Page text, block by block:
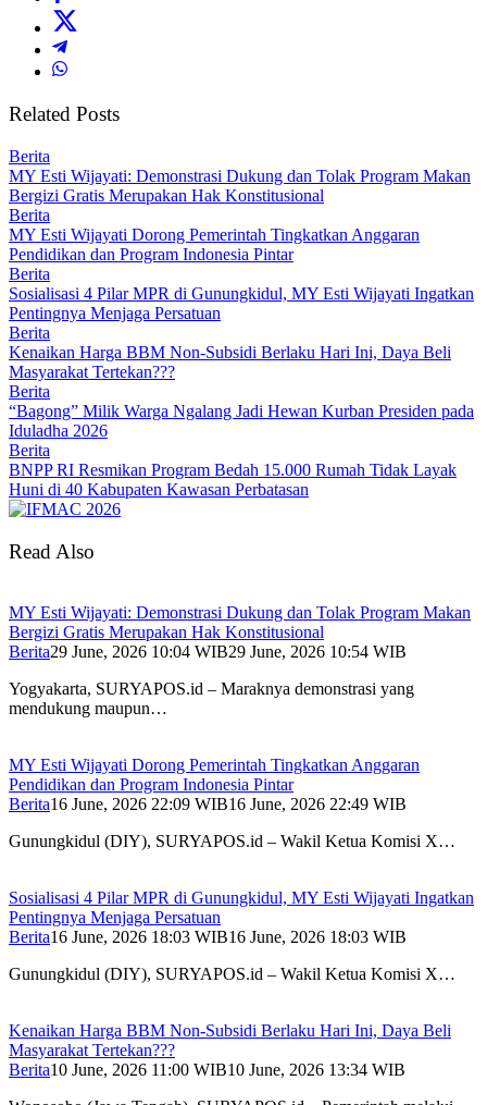
Related Posts
Berita
MY Esti Wijayati: Demonstrasi Dukung dan Tolak Program Makan
Bergizi Gratis Merupakan Hak Konstitusional
Berita
MY Esti Wijayati Dorong Pemerintah Tingkatkan Anggaran
Pendidikan dan Program Indonesia Pintar
Berita
Sosialisasi 4 Pilar MPR di Gunungkidul, MY Esti Wijayati Ingatkan
Pentingnya Menjaga Persatuan
Berita
Kenaikan Harga BBM Non-Subsidi Berlaku Hari Ini, Daya Beli
Masyarakat Tertekan???
Berita
“Bagong” Milik Warga Ngalang Jadi Hewan Kurban Presiden pada
Iduladha 2026
Berita
BNPP RI Resmikan Program Bedah 15.000 Rumah Tidak Layak
Huni di 40 Kabupaten Kawasan Perbatasan
Read Also
MY Esti Wijayati: Demonstrasi Dukung dan Tolak Program Makan
Bergizi Gratis Merupakan Hak Konstitusional
Berita29 June, 2026 10:04 WIB29 June, 2026 10:54 WIB
Yogyakarta, SURYAPOS.id – Maraknya demonstrasi yang
mendukung maupun…
MY Esti Wijayati Dorong Pemerintah Tingkatkan Anggaran
Pendidikan dan Program Indonesia Pintar
Berita16 June, 2026 22:09 WIB16 June, 2026 22:49 WIB
Gunungkidul (DIY), SURYAPOS.id – Wakil Ketua Komisi X…
Sosialisasi 4 Pilar MPR di Gunungkidul, MY Esti Wijayati Ingatkan
Pentingnya Menjaga Persatuan
Berita16 June, 2026 18:03 WIB16 June, 2026 18:03 WIB
Gunungkidul (DIY), SURYAPOS.id – Wakil Ketua Komisi X…
Kenaikan Harga BBM Non-Subsidi Berlaku Hari Ini, Daya Beli
Masyarakat Tertekan???
Berita10 June, 2026 11:00 WIB10 June, 2026 13:34 WIB